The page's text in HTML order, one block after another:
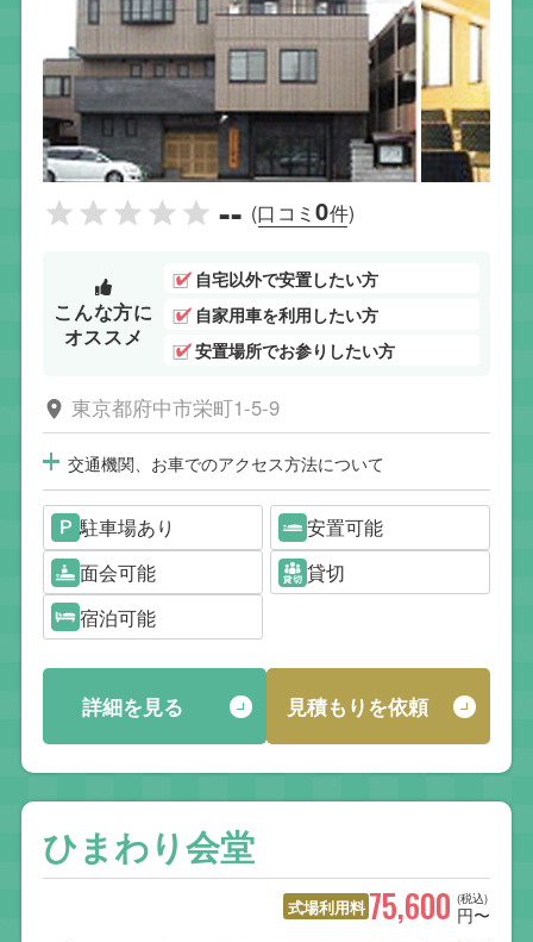
-- (口コミ0件)
こんな方に
オススメ
自宅以外で安置したい方
自家用車を利用したい方
安置場所でお参りしたい方
東京都府中市栄町1-5-9
交通機関、お車でのアクセス方法について
駐車場あり
安置可能
面会可能
貸切
宿泊可能
詳細を見る 見積もりを依頼
ひまわり会堂
式場利用料 (税込)
75,600 円〜